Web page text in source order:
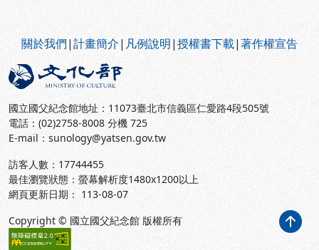
關於我們|計畫簡介| 凡例說明|授權書下載|著作權宣告
國立國父紀念館地址：11073臺北市信義區仁愛路4段505號
電話：(02)2758-8008 分機 725
E-mail：sunology@yatsen.gov.tw
訪客人數： 17744455
最佳瀏覽狀態：螢幕解析度1480x1200以上
網頁更新日期： 113-08-07
Copyright © 國立國父紀念館 版權所有